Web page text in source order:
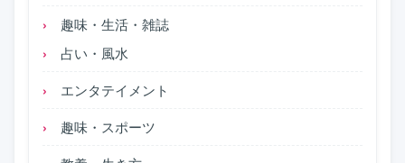
趣味・生活・雑誌
占い・風水
エンタテイメント
趣味・スポーツ